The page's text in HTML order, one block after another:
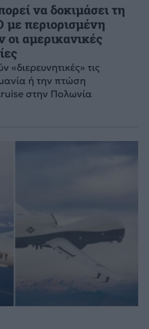
να δοκιμάσει τη
περιορισμένη
οι αμερικανικές
τις
ή την πτώση
στην Πολωνία